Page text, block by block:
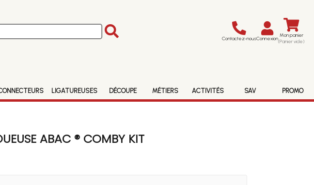
Contactez-nousConnexion Mon panier
(Panier vide)
LIGATUREUSES DÉCOUPE MÉTIERS ACTIVITÉS SAV PROMO
ABAC ® COMBY KIT